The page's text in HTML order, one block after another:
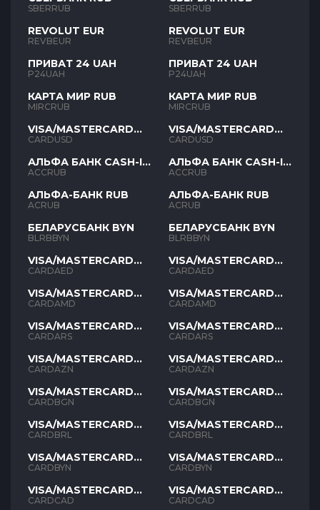
SBERRUB
REVOLUT EUR
REVBEUR
ПРИВАТ 24 UAH
P24UAH
КАРТА МИР RUB
MIRCRUB
VISA/MASTERCARD
USD
CARDUSD
АЛЬФА БАНК CASH-IN
RUB
ACCRUB
АЛЬФА-БАНК RUB
ACRUB
БЕЛАРУСБАНК BYN
BLRBBYN
VISA/MASTERCARD
AED
CARDAED
VISA/MASTERCARD
AMD
CARDAMD
VISA/MASTERCARD
ARS
CARDARS
VISA/MASTERCARD
AZN
CARDAZN
VISA/MASTERCARD
BGN
CARDBGN
VISA/MASTERCARD
BRL
CARDBRL
VISA/MASTERCARD
BYN
CARDBYN
VISA/MASTERCARD
CAD
CARDCAD
SBERRUB
REVOLUT EUR
REVBEUR
ПРИВАТ 24 UAH
P24UAH
КАРТА МИР RUB
MIRCRUB
VISA/MASTERCARD
USD
CARDUSD
АЛЬФА БАНК CASH-IN
RUB
ACCRUB
АЛЬФА-БАНК RUB
ACRUB
БЕЛАРУСБАНК BYN
BLRBBYN
VISA/MASTERCARD
AED
CARDAED
VISA/MASTERCARD
AMD
CARDAMD
VISA/MASTERCARD
ARS
CARDARS
VISA/MASTERCARD
AZN
CARDAZN
VISA/MASTERCARD
BGN
CARDBGN
VISA/MASTERCARD
BRL
CARDBRL
VISA/MASTERCARD
BYN
CARDBYN
VISA/MASTERCARD
CAD
CARDCAD